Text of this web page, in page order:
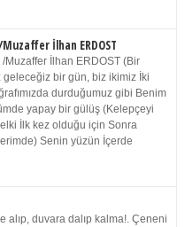
Muzaffer İlhan ERDOST
/Muzaffer İlhan ERDOST (Bir
geleceğiz bir gün, biz ikimiz İki
durduğumuz gibi Benim
yapay bir gülüş (Kelepçeyi
İlk kez olduğu için Sonra
Senin yüzün İçerde
alıp, duvara dalıp kalma!. Çeneni